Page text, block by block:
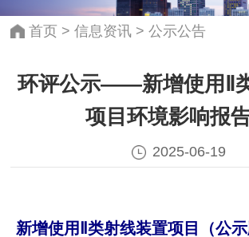
首页 > 信息资讯> 公示公告
环评公示——新增使用Ⅱ
项目环境影响报
2025-06-19
新增使用Ⅱ类射线装置项目（公